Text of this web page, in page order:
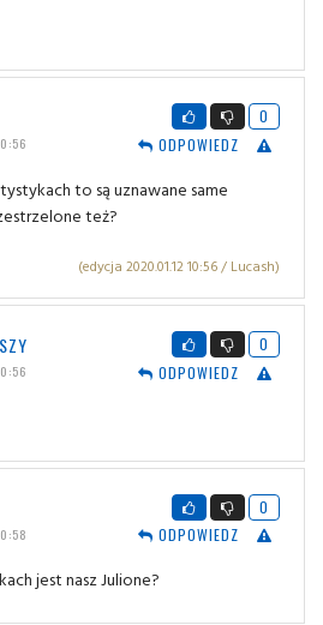
0
ODPOWIEDZ
to są uznawane same
też?
(edycja 2020.01.12 10:56 / Lucash)
0
ODPOWIEDZ
0
ODPOWIEDZ
jest nasz Julione?